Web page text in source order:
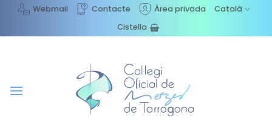
content
Webmail Contacte Àrea privada
Català
Cistella